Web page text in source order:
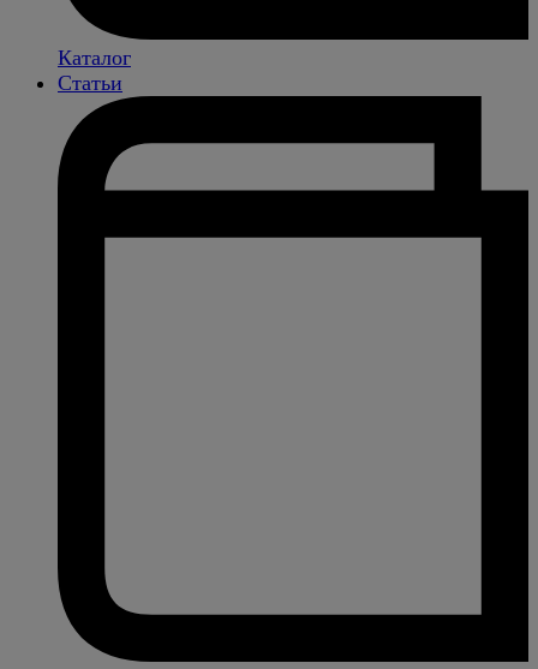
Каталог
Статьи